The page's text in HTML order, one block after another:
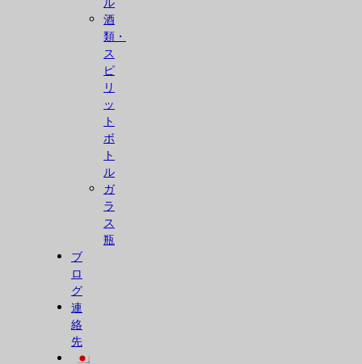
酒
類・
ス
ピ
リ
ッ
ト
ボ
ト
ル
ガ
ラ
ス
瓶
ブ
ロ
グ
連
絡
先